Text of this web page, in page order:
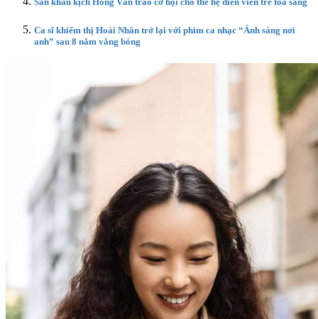
Ca sĩ khiếm thị Hoài Nhân trở lại với phim ca nhạc “Ánh sáng nơi
anh” sau 8 năm vắng bóng